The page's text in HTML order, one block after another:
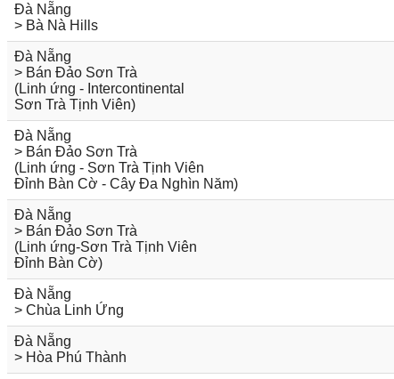
Đà Nẵng
> Bà Nà Hills
Đà Nẵng
> Bán Đảo Sơn Trà
(Linh ứng - Intercontinental
Sơn Trà Tịnh Viên)
Đà Nẵng
> Bán Đảo Sơn Trà
(Linh ứng - Sơn Trà Tịnh Viên
Đỉnh Bàn Cờ - Cây Đa Nghìn Năm)
Đà Nẵng
> Bán Đảo Sơn Trà
(Linh ứng-Sơn Trà Tịnh Viên
Đỉnh Bàn Cờ)
Đà Nẵng
> Chùa Linh Ứng
Đà Nẵng
> Hòa Phú Thành